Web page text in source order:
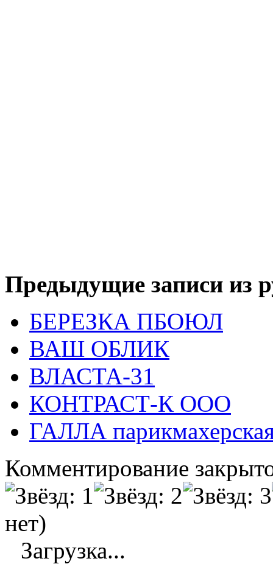
Предыдущие записи из
БЕРЕЗКА ПБОЮЛ
ВАШ ОБЛИК
ВЛАСТА-31
КОНТРАСТ-К ООО
ГАЛЛА
Комментирование
нет)
Загрузка...